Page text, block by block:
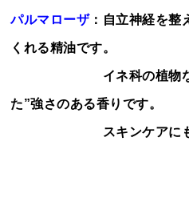
パルマローザ：自立神経を整
くれる精油です。
イネ科の植物なので
た”強さのある香りです。
スキンケアにもとて